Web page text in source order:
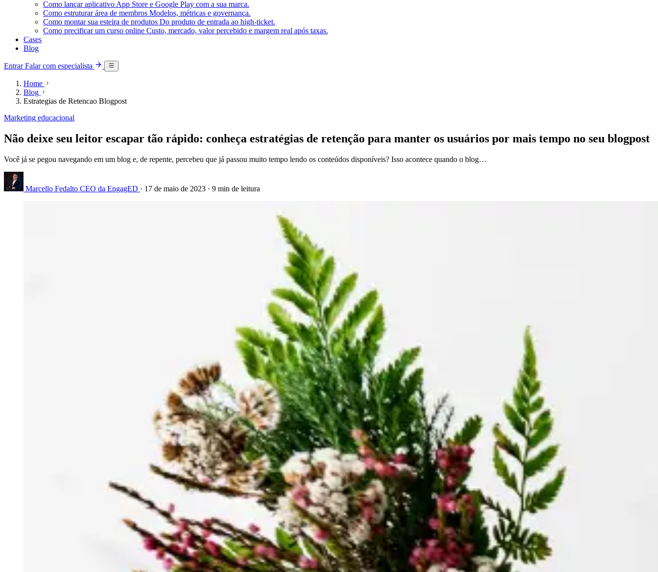
Como lançar aplicativo App Store e Google Play com a sua marca.
Como estruturar área de membros Modelos, métricas e governança.
Como montar sua esteira de produtos Do produto de entrada ao high-ticket.
Como precificar um curso online Custo, mercado, valor percebido e margem real após taxas.
Cases
Blog
EntrarFalar com especialista
Home
Blog
Estrategias de Retencao Blogpost
Marketing educacional
Não deixe seu leitor escapar tão rápido: conheça estratégias de retenção para manter os usuários por mais tempo no seu blogpost
Você já se pegou navegando em um blog e, de repente, percebeu que já passou muito tempo lendo os conteúdos disponíveis? Isso acontece quando o blog…
Marcello Fedalto CEO da EngagED · 17 de maio de 2023 · 9 min de leitura